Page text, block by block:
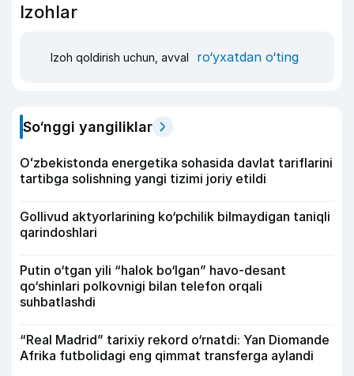
Izohlar
Izoh qoldirish uchun, avval ro‘yxatdan o‘ting
So‘nggi yangiliklar
Oʻzbekistonda energetika sohasida davlat tariflarini
tartibga solishning yangi tizimi joriy etildi
Gollivud aktyorlarining ko‘pchilik bilmaydigan taniqli
qarindoshlari
Putin o‘tgan yili “halok bo‘lgan” havo-desant
qo‘shinlari polkovnigi bilan telefon orqali
suhbatlashdi
“Real Madrid” tarixiy rekord o‘rnatdi: Yan Diomande
Afrika futbolidagi eng qimmat transferga aylandi